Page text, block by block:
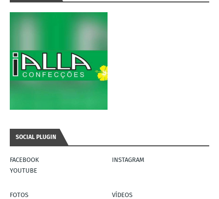
SOCIAL PLUGIN
FACEBOOK
INSTAGRAM
YOUTUBE
FOTOS
VÍDEOS